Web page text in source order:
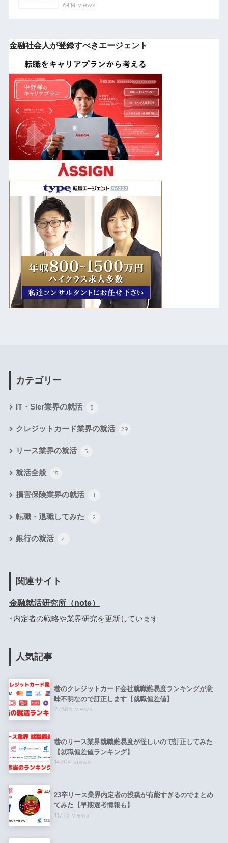
6414 views
金融社会人が登録すべきエージェント
カテゴリー
IT・SIer業界の就活 3
クレジットカード業界の就活 29
リース業界の就活 5
就活全般 15
損害保険業界の就活 1
転職・退職してみた 2
銀行の就活 4
関連サイト
金融就活研究所（note）
↑内定者の戦略や業界研究を更新しています
人気記事
巷のクレジットカード会社就職難易度ランキングが意
味不明なので訂正します【就職偏差値】
27685 views
巷のリース業界就職難易度が怪しいので訂正してみた
【就職偏差値ランキング】
14704 views
23卒リース業界内定者の投稿が有能すぎるのでまとめ
てみた【早期選考情報も】
11773 views